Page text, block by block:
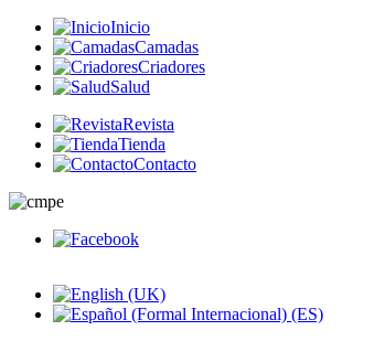
Inicio
Camadas
Criadores
Salud
Revista
Tienda
Contacto